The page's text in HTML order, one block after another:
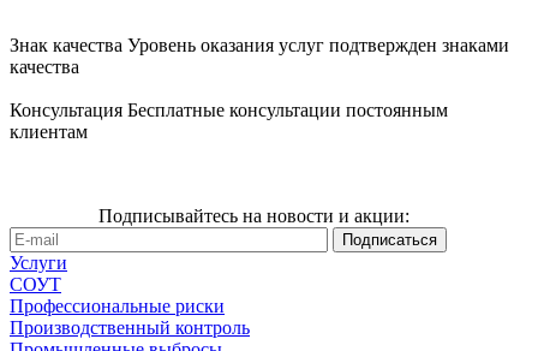
Знак качества Уровень оказания услуг подтвержден знаками
качества
Консультация Бесплатные консультации постоянным
клиентам
Подписывайтесь на новости и акции:
Услуги
СОУТ
Профессиональные риски
Производственный контроль